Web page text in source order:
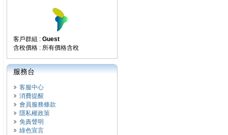
客戶群組 : Guest
含稅價格 : 所有價格含稅
服務台
客服中心
消費提醒
會員服務條款
隱私權政策
免責聲明
綠色宣言